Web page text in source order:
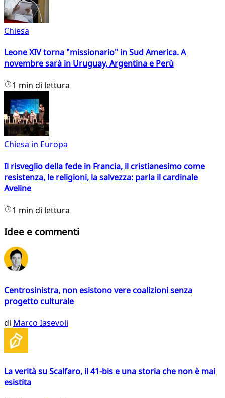
Chiesa
Leone XIV torna "missionario" in Sud America. A
novembre sarà in Uruguay, Argentina e Perù
1 min di lettura
Chiesa in Europa
Il risveglio della fede in Francia, il cristianesimo come
resistenza, le religioni, la salvezza: parla il cardinale
Aveline
1 min di lettura
Idee e commenti
Centrosinistra, non esistono vere coalizioni senza
progetto culturale
di Marco Iasevoli
La verità su Scalfaro, il 41-bis e una storia che non è mai
esistita